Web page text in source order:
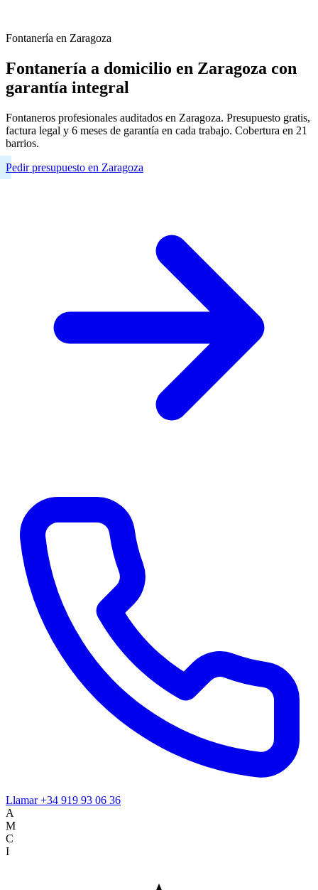
Fontanería en Zaragoza
Fontanería a domicilio en Zaragoza con
garantía integral
Fontaneros profesionales auditados en Zaragoza. Presupuesto gratis,
factura legal y 6 meses de garantía en cada trabajo. Cobertura en 21
barrios.
Pedir presupuesto en Zaragoza
Llamar+34 919 93 06 36
A
M
C
I